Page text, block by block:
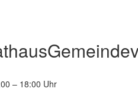
– 18:00 Uhr